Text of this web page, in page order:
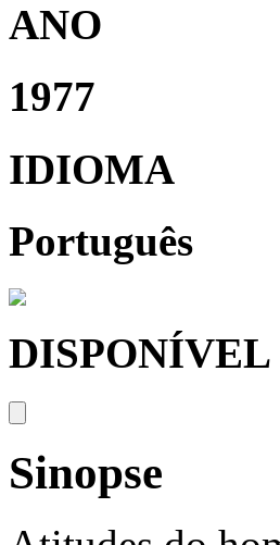
ANO
1977
IDIOMA
Português
DISPONÍVEL
Sinopse